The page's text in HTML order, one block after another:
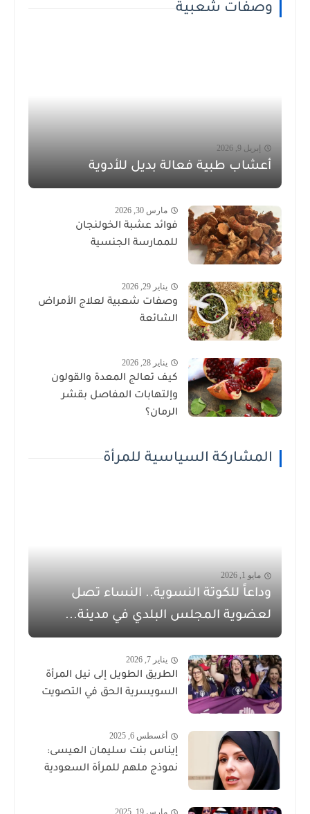
وصفات شعبية
إبريل 9, 2026
أعشاب طبية فعالة بديل للأدوية
مارس 30, 2026
فوائد عشبة الخولنجان
للممارسة الجنسية
يناير 29, 2026
وصفات شعبية لعلاج الأمراض
الشائعة
يناير 28, 2026
كيف تعالج المعدة والقولون
وإلتهابات المفاصل بقشر
الرمان؟
المشاركة السياسية للمرأة
مايو 1, 2026
وداعاً للكوتة النسوية.. النساء تصل
لعضوية المجلس البلدي في مدينة...
يناير 7, 2026
الطريق الطويل إلى نيل المرأة
السويسرية الحق في التصويت
أغسطس 6, 2025
إيناس بنت سليمان العيسى:
نموذج ملهم للمرأة السعودية